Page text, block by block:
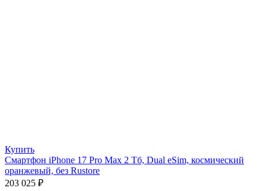
Купить
Смартфон iPhone 17 Pro Max 2 Тб, Dual eSim, космический
оранжевый, без Rustore
203 025 ₽